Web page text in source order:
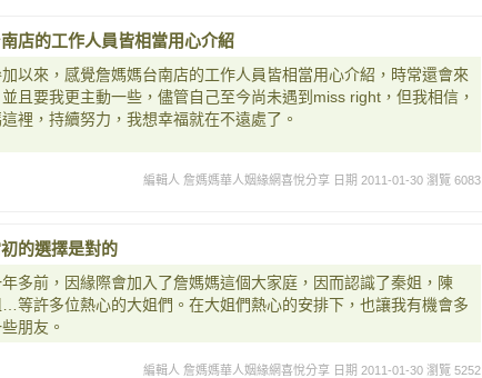
店的工作人員皆相當用心介紹
加以來，感覺詹媽媽台南店的工作人員皆相當用心介紹，時常還會來
且要我更主動一些，儘管自己至今尚未遇到miss right，但我相信，
裡，持續努力，我想幸福就在不遠處了。
編輯人 詹媽媽華人姻緣網喜悅分享 日期 2011-01-30 瀏覽 6083
的選擇是對的
多前，因緣際會加入了詹媽媽這個大家庭，因而認識了秦姐，陳
等許多位熱心的大姐們。在大姐們熱心的安排下，也讓我有機會多
朋友。
編輯人 詹媽媽華人姻緣網喜悅分享 日期 2011-01-30 瀏覽 5252